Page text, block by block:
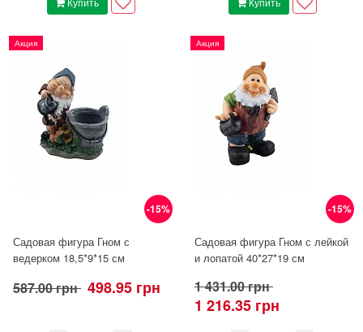
-15%
Акция
Садовая фигура Гном с
ведерком 18,5*9*15 см
587.00 грн 498.95 грн
-15%
Акция
Садовая фигура Гном с лейкой
и лопатой 40*27*19 см
1 431.00 грн
1 216.35 грн